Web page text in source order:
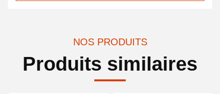
NOS PRODUITS
Produits similaires